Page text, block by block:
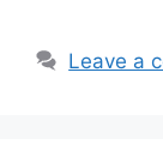
Leave a